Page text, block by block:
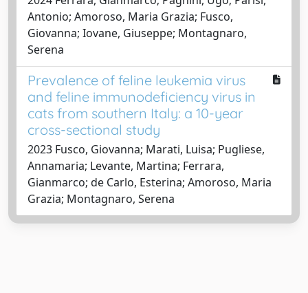
Antonio; Amoroso, Maria Grazia; Fusco,
Giovanna; Iovane, Giuseppe; Montagnaro,
Serena
Prevalence of feline leukemia virus
and feline immunodeficiency virus in
cats from southern Italy: a 10-year
cross-sectional study
2023 Fusco, Giovanna; Marati, Luisa; Pugliese,
Annamaria; Levante, Martina; Ferrara,
Gianmarco; de Carlo, Esterina; Amoroso, Maria
Grazia; Montagnaro, Serena